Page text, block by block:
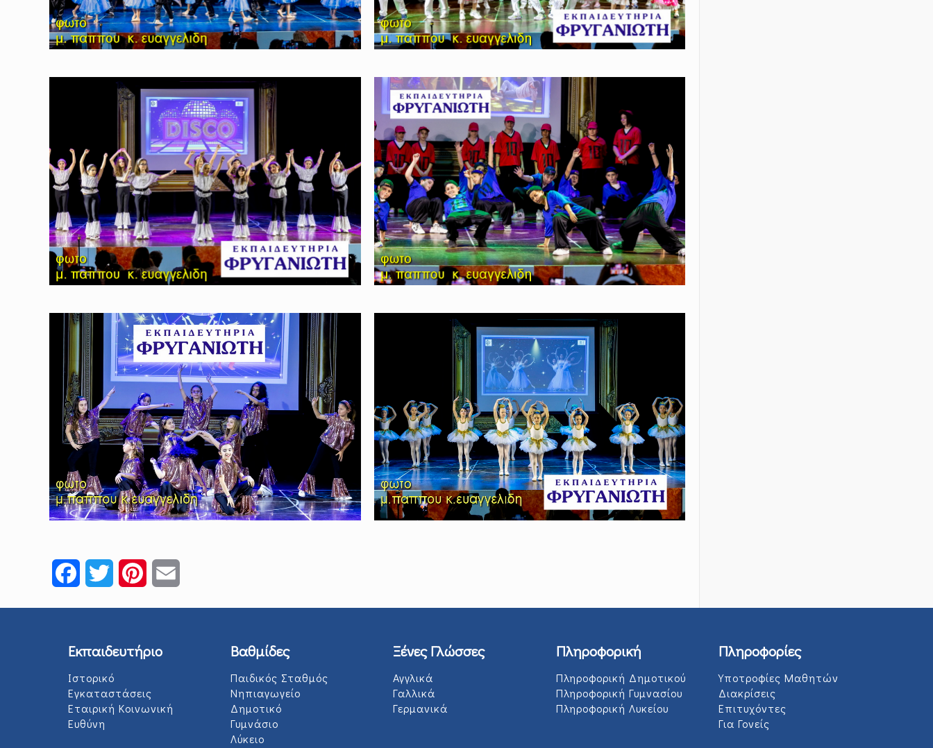
FacebookTwitter Pinterest
Εκπαιδευτήριο
Ιστορικό
Εγκαταστάσεις
Εταιρική Κοινωνική
Ευθύνη
Βαθμίδες
Παιδικός Σταθμός
Νηπιαγωγείο
Δημοτικό
Γυμνάσιο
Λύκειο
Ξένες Γλώσσες
Αγγλικά
Γαλλικά
Γερμανικά
Πληροφορική
Πληροφορική Δημοτικού
Πληροφορική Γυμνασίου
Πληροφορική Λυκείου
Πληροφορίες
Υποτροφίες Μαθητών
Διακρίσεις
Επιτυχόντες
Για Γονείς